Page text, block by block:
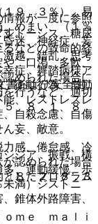
９．３％）、易
めまい、（１％
迷、神経症、妄
越、錯乱、思考
症、舞踏病様ア
衝動行為、自動
、レストレスレ
、自殺念慮、自傷
妄、敵意。
ジア、振戦、構
、運動緩慢、歩
満）ジストニ
錐体外路障害、
ドーシス、糖尿
などの致命的経
、口渇、多飲、
められた場合に
行うなど、適切
、８．１、８．
感、倦怠感、冷
認められた場合
８．２、８．３
ｍｅ ｍａｌｉ
報が一度に参照
す。
書および安全性
したプログラム